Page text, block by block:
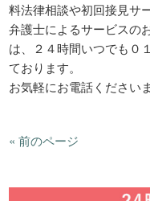
料法律相談や初回接見サ
弁護士によるサービスの
は、２４時間いつでも０
ております。
お気軽にお電話くださいま
« 前のページ